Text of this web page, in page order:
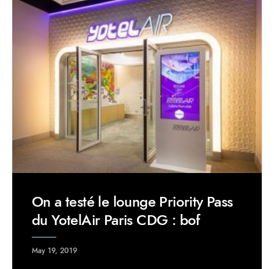
On a testé le lounge Priority Pass
du YotelAir Paris CDG : bof
May 19, 2019